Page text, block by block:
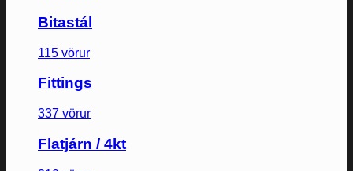
Bitastál
115 vörur
Fittings
337 vörur
Flatjárn / 4kt